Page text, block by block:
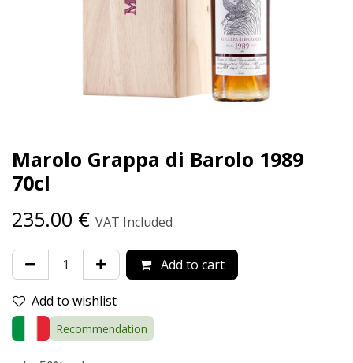
Marolo Grappa di Barolo 1989
70cl
235.00 € VAT Included
Add to cart
Add to wishlist
Recommendation